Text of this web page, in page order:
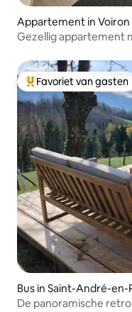
Appartement in Voiron
Gezellig appartement
Topfavoriet van
Favoriet van gasten
Bus in Saint-André-en-
De panoramische